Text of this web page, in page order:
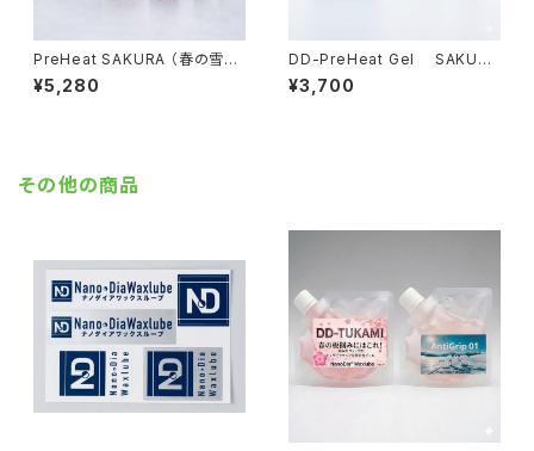
PreHeat SAKURA （春の雪）
【液体化ホット+水性ジェル】
¥5,280
DD-PreHeat Gel SAKURA
（湿雪・古雪）パウチタイプ【ジェ
ルワックス+水性ﾘｷｯﾄﾞ】
¥3,700
その他の商品